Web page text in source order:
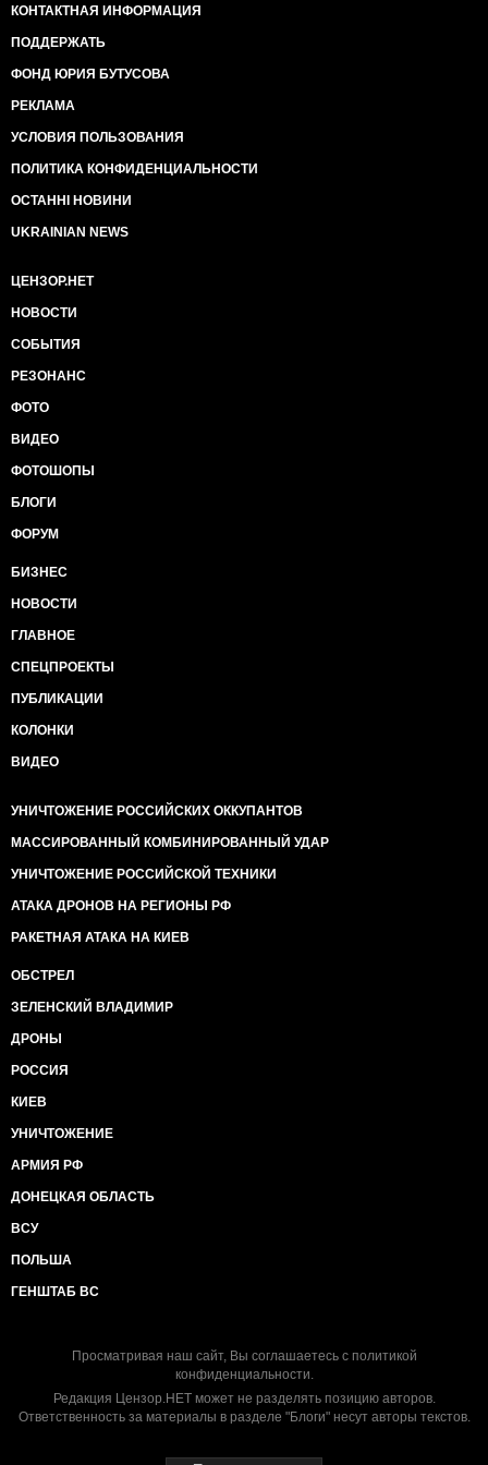
КОНТАКТНАЯ ИНФОРМАЦИЯ
ПОДДЕРЖАТЬ
ФОНД ЮРИЯ БУТУСОВА
РЕКЛАМА
УСЛОВИЯ ПОЛЬЗОВАНИЯ
ПОЛИТИКА КОНФИДЕНЦИАЛЬНОСТИ
ОСТАННІ НОВИНИ
UKRAINIAN NEWS
ЦЕНЗОР.НЕТ
НОВОСТИ
СОБЫТИЯ
РЕЗОНАНС
ФОТО
ВИДЕО
ФОТОШОПЫ
БЛОГИ
ФОРУМ
БИЗНЕС
НОВОСТИ
ГЛАВНОЕ
СПЕЦПРОЕКТЫ
ПУБЛИКАЦИИ
КОЛОНКИ
ВИДЕО
УНИЧТОЖЕНИЕ РОССИЙСКИХ ОККУПАНТОВ
МАССИРОВАННЫЙ КОМБИНИРОВАННЫЙ УДАР
УНИЧТОЖЕНИЕ РОССИЙСКОЙ ТЕХНИКИ
АТАКА ДРОНОВ НА РЕГИОНЫ РФ
РАКЕТНАЯ АТАКА НА КИЕВ
ОБСТРЕЛ
ЗЕЛЕНСКИЙ ВЛАДИМИР
ДРОНЫ
РОССИЯ
КИЕВ
УНИЧТОЖЕНИЕ
АРМИЯ РФ
ДОНЕЦКАЯ ОБЛАСТЬ
ВСУ
ПОЛЬША
ГЕНШТАБ ВС
Просматривая наш сайт, Вы соглашаетесь с политикой
конфиденциальности.
Редакция Цензор.НЕТ может не разделять позицию авторов.
Ответственность за материалы в разделе "Блоги" несут авторы текстов.